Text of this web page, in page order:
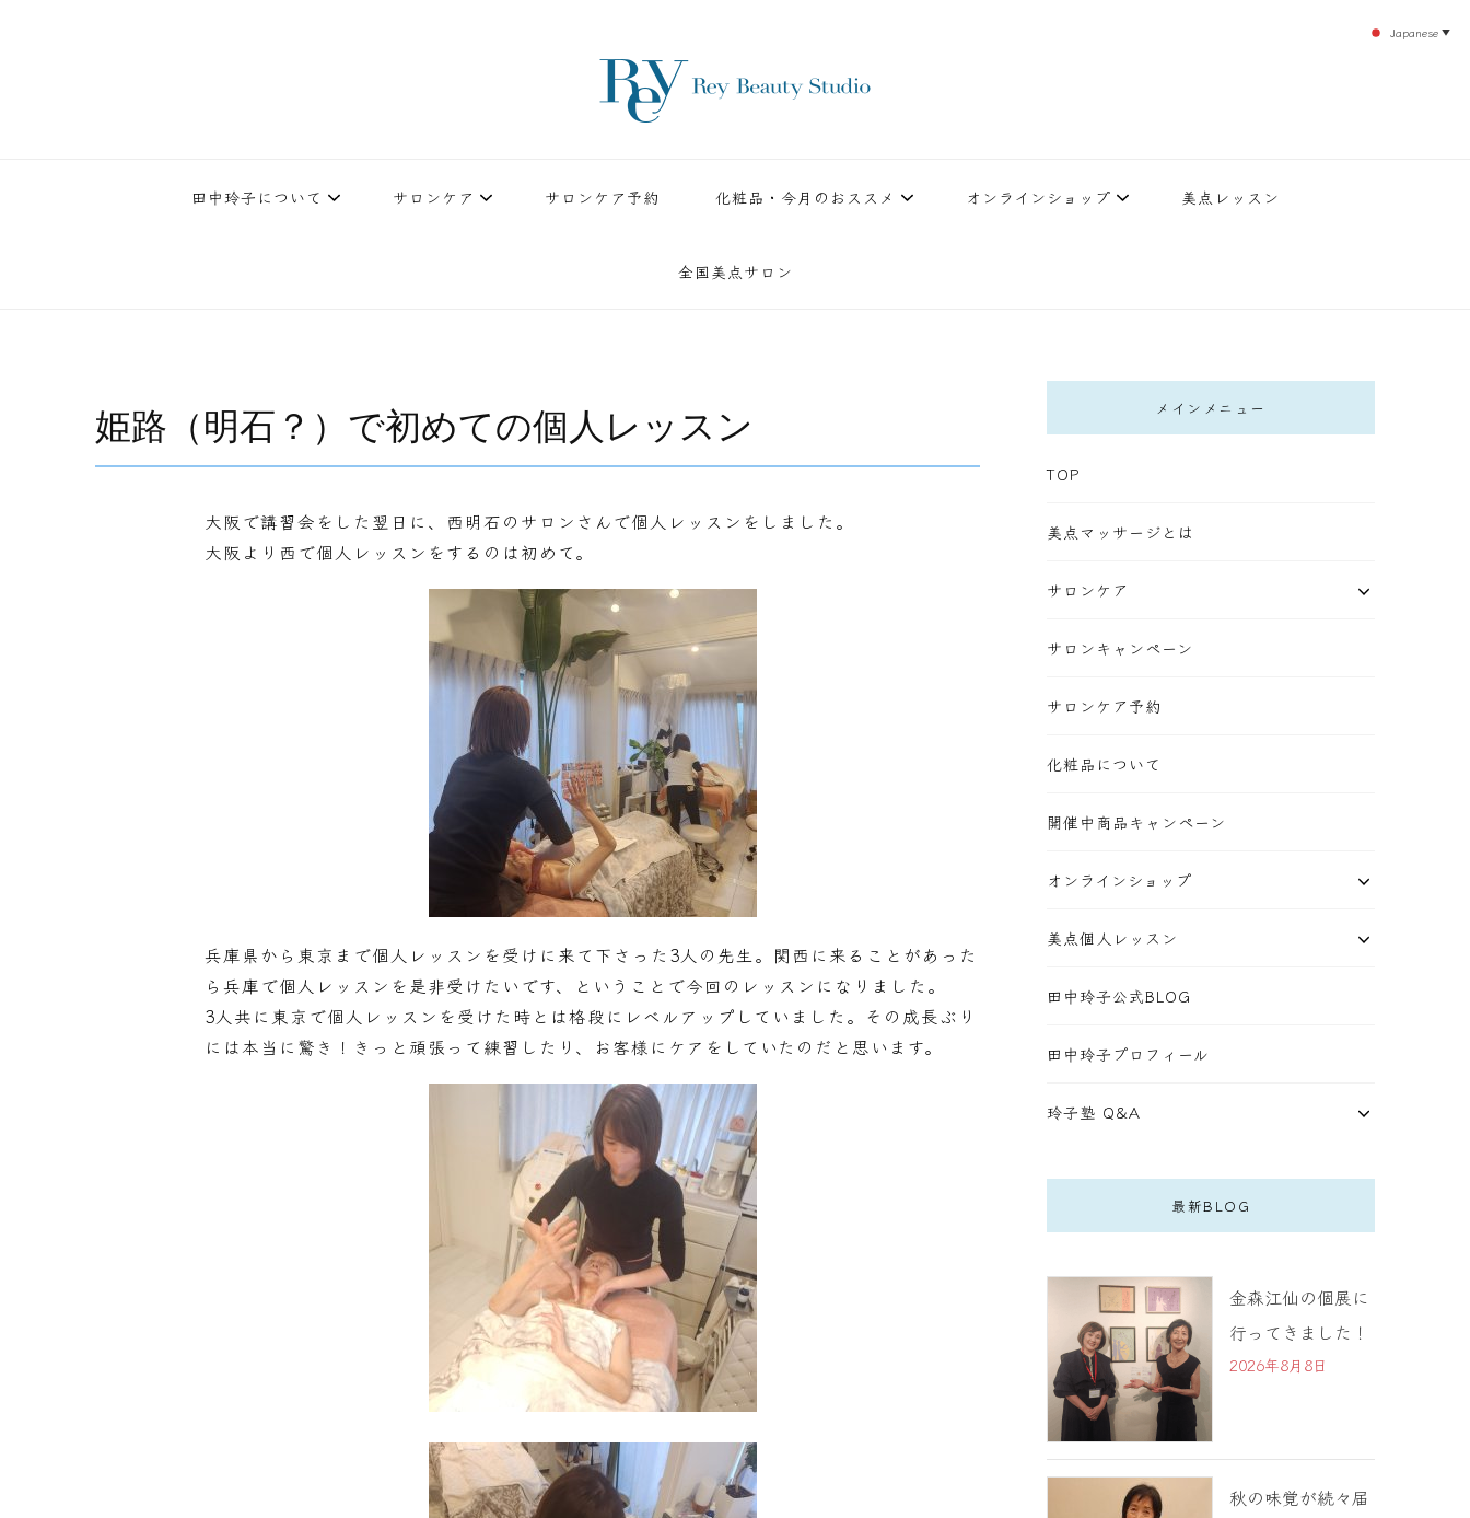
田中玲子について サロンケア サロンケア予約 化粧品・今月のおススメ オンラインショップ 美点レッスン
全国美点サロン
姫路（明石？）で初めての個人レッスン
大阪で講習会をした翌日に、西明石のサロンさんで個人レッスンをしました。
大阪より西で個人レッスンをするのは初めて。
兵庫県から東京まで個人レッスンを受けに来て下さった3人の先生。関西に来ることがあった
ら兵庫で個人レッスンを是非受けたいです、ということで今回のレッスンになりました。
3人共に東京で個人レッスンを受けた時とは格段にレベルアップしていました。その成長ぶり
には本当に驚き！きっと頑張って練習したり、お客様にケアをしていたのだと思います。
メインメニュー
TOP
美点マッサージとは
サロンケア
サロンキャンペーン
サロンケア予約
化粧品について
開催中商品キャンペーン
オンラインショップ
美点個人レッスン
田中玲子公式BLOG
田中玲子プロフィール
玲子塾 Q&A
最新BLOG
金森江仙の個展に
行ってきました！
2026年8月8日
秋の味覚が続々届
Japanese ▼